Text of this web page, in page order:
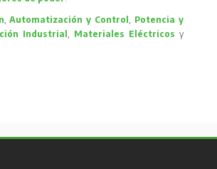
,Automatización y Control, Potencia y
Industrial , Materiales Eléctricos y